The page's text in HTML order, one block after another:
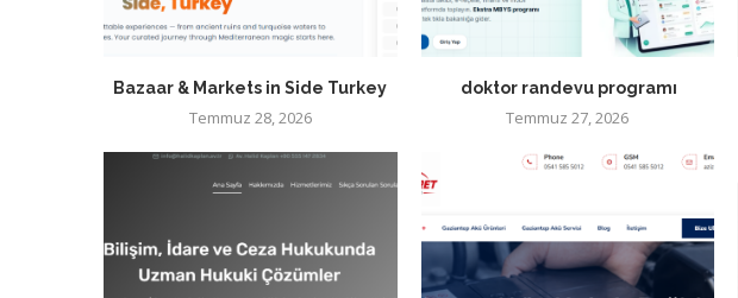
Bazaar & Markets in Side Turkey
Temmuz 28, 2026
doktor randevu programı
Temmuz 27, 2026